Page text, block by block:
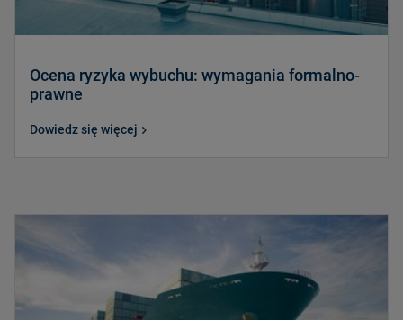
Ocena ryzyka wybuchu: wymagania formalno-
prawne
Dowiedz się więcej